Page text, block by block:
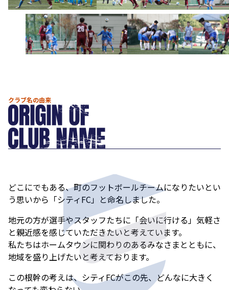
クラブ名の由来
どこにでもある、町のフットボールチームになりたいとい
う思いから「シティFC」と命名しました。
地元の方が選手やスタッフたちに「会いに行ける」気軽さ
と親近感を感じていただきたいと考えています。
私たちはホームタウンに関わりのあるみなさまとともに、
地域を盛り上げたいと考えております。
この根幹の考えは、シティFCがこの先、どんなに大きく